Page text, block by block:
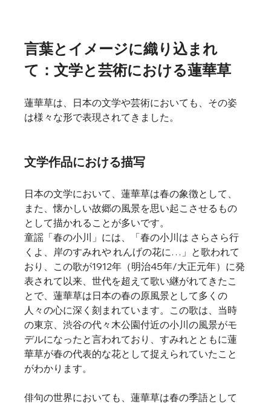
言葉とイメージに織り込まれ
て：文学と芸術における蓮華草
蓮華草は、日本の文学や芸術においても、その姿
は様々な形で表現されてきました。
文学作品における描写
日本の文学において、蓮華草は春の象徴として、
また、懐かしい故郷の風景を思い起こさせるもの
として描かれることが多いです。
童謡「春の小川」には、「春の小川は さらさら行
くよ、岸のすみれや れんげの花に…」と歌われて
おり、この歌が1912年（明治45年/大正元年）に発
表されて以来、世代を超えて歌い継がれてきたこ
とで、蓮華草は日本の春の原風景として多くの
人々の心に深く刻まれています。この歌は、当時
の東京、渋谷の代々木公園付近の小川の風景がモ
デルになったと言われており、すみれとともに蓮
華草が春の代表的な花として捉えられていたこと
がわかります。
俳句の世界においても、蓮華草は春の季語として